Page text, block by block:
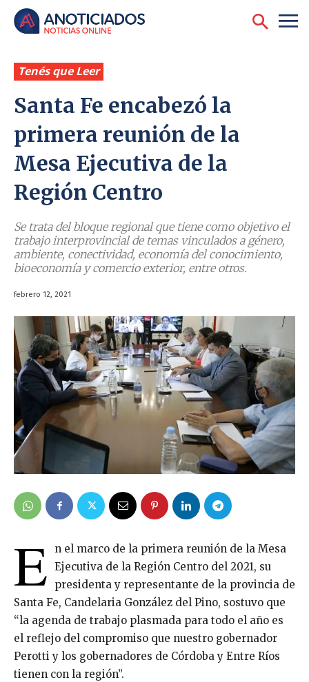
Tenés que Leer
Santa Fe encabezó la
primera reunión de la
Mesa Ejecutiva de la
Región Centro
Se trata del bloque regional que tiene como objetivo el
trabajo interprovincial de temas vinculados a género,
ambiente, conectividad, economía del conocimiento,
bioeconomía y comercio exterior, entre otros.
febrero 12, 2021
E
n el marco de la primera reunión de la Mesa
Ejecutiva de la Región Centro del 2021, su
presidenta y representante de la provincia de
Santa Fe, Candelaria González del Pino, sostuvo que
“la agenda de trabajo plasmada para todo el año es
el reflejo del compromiso que nuestro gobernador
Perotti y los gobernadores de Córdoba y Entre Ríos
tienen con la región”.